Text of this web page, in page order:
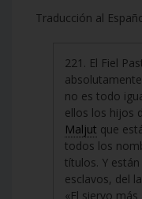
Traducción al
221. El Fiel
no es todo
ellos los hijos
Maljut que
todos los
títulos. Y
esclavos, del
«El siervo